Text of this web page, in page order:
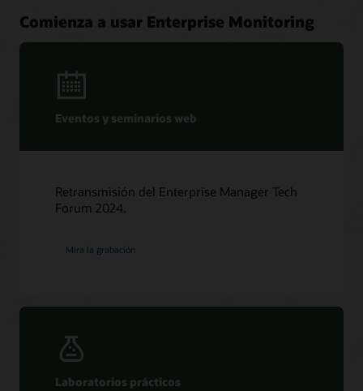
Comienza a usar Enterprise Monitoring
Eventos y seminarios web
Retransmisión del Enterprise Manager Tech
Forum 2024.
Mira la grabación
Laboratorios prácticos